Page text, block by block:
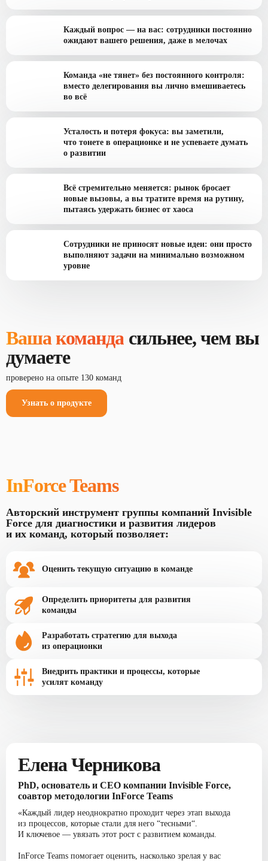
Каждый вопрос — на вас: сотрудники постоянно
ожидают вашего решения, даже в мелочах
Команда «не тянет» без постоянного контроля:
вместо делегирования вы лично вмешиваетесь
во всё
Усталость и потеря фокуса: вы заметили,
что тонете в операционке и не успеваете думать
о развитии
Всё стремительно меняется: рынок бросает
новые вызовы, а вы тратите время на рутину,
пытаясь удержать бизнес от хаоса
Сотрудники не приносят новые идеи: они просто
выполняют задачи на минимально возможном
уровне
Ваша команда сильнее, чем вы
думаете
проверено на опыте 130 команд
Узнать о продукте
InForce Teams
Авторский инструмент группы компаний Invisible
Force для диагностики и развития лидеров
и их команд, который позволяет:
Оценить текущую ситуацию в команде
Определить приоритеты для развития
команды
Разработать стратегию для выхода
из операционки
Внедрить практики и процессы, которые
усилят команду
Елена Черникова
PhD, основатель и CEO компании Invisible Force,
соавтор методологии InForce Teams
«Каждый лидер неоднократно проходит через этап выхода
из процессов, которые стали для него “тесными“.
И ключевое — увязать этот рост с развитием команды.
InForce Teams помогает оценить, насколько зрелая у вас